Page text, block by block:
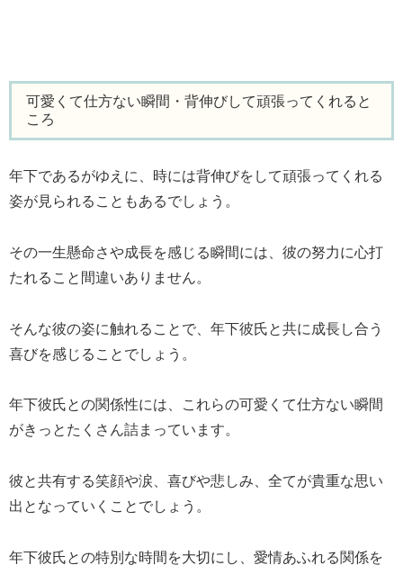
可愛くて仕方ない瞬間・背伸びして頑張ってくれると
ころ
年下であるがゆえに、時には背伸びをして頑張ってくれる
姿が見られることもあるでしょう。
その一生懸命さや成長を感じる瞬間には、彼の努力に心打
たれること間違いありません。
そんな彼の姿に触れることで、年下彼氏と共に成長し合う
喜びを感じることでしょう。
年下彼氏との関係性には、これらの可愛くて仕方ない瞬間
がきっとたくさん詰まっています。
彼と共有する笑顔や涙、喜びや悲しみ、全てが貴重な思い
出となっていくことでしょう。
年下彼氏との特別な時間を大切にし、愛情あふれる関係を